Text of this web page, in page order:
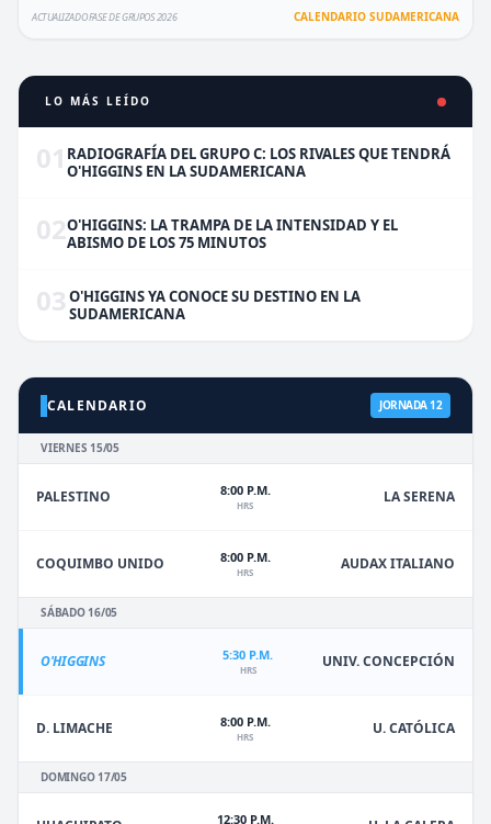
ACTUALIZADO FASE DE GRUPOS 2026 CALENDARIO SUDAMERICANA
LO MÁS LEÍDO
01 RADIOGRAFÍA DEL GRUPO C: LOS RIVALES QUE TENDRÁ
O'HIGGINS EN LA SUDAMERICANA
02O'HIGGINS: LA TRAMPA DE LA INTENSIDAD Y EL
ABISMO DE LOS 75 MINUTOS
03 O'HIGGINS YA CONOCE SU DESTINO EN LA
SUDAMERICANA
CALENDARIO JORNADA 12
VIERNES 15/05
PALESTINO 8:00 P.M.
HRS LA SERENA
COQUIMBO UNIDO 8:00 P.M.
HRS AUDAX ITALIANO
SÁBADO 16/05
O'HIGGINS 5:30 P.M.
HRS UNIV. CONCEPCIÓN
D. LIMACHE 8:00 P.M.
HRS U. CATÓLICA
DOMINGO 17/05
12:30 P.M.